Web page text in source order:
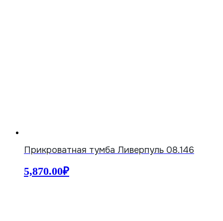
Прикроватная тумба Ливерпуль 08.146
5,870.00₽